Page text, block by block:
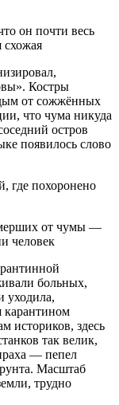
он почти весь
схожая
Костры
от сожжённых
что чума никуда
остров
появилось слово
от чумы —
человек
больных,
уходила,
карантином
историков, здесь
так велик,
— пепел
Масштаб
трудно